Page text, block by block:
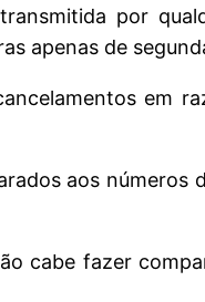
por
apenas de
em
aos números
cabe fazer